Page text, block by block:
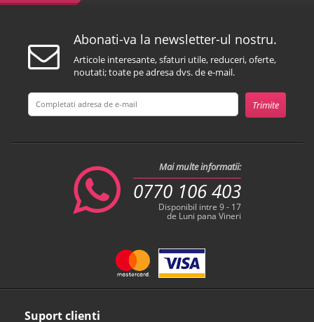
Suport clienti
Abonati-va la newsletter-ul nostru.
Articole interesante, sfaturi utile, reduceri, oferte,
noutati; toate pe adresa dvs. de e-mail.
Mai multe informatii:
0770 106 403
Disponibil intre 9 - 17
de Luni pana Vineri